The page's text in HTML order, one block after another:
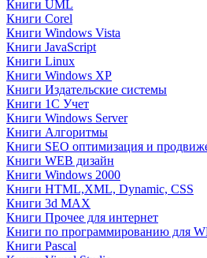
Книги UML
Книги Corel
Книги Windows Vista
Книги JavaScript
Книги Linux
Книги Windows XP
Книги Издательские системы
Книги 1C Учет
Книги Windows Server
Книги Алгоритмы
Книги SEO оптимизация и
Книги WEB дизайн
Книги Windows 2000
Книги HTML,XML, Dynamic, CSS
Книги 3d MAX
Книги Прочее для интернет
Книги по программированию для
Книги Pascal